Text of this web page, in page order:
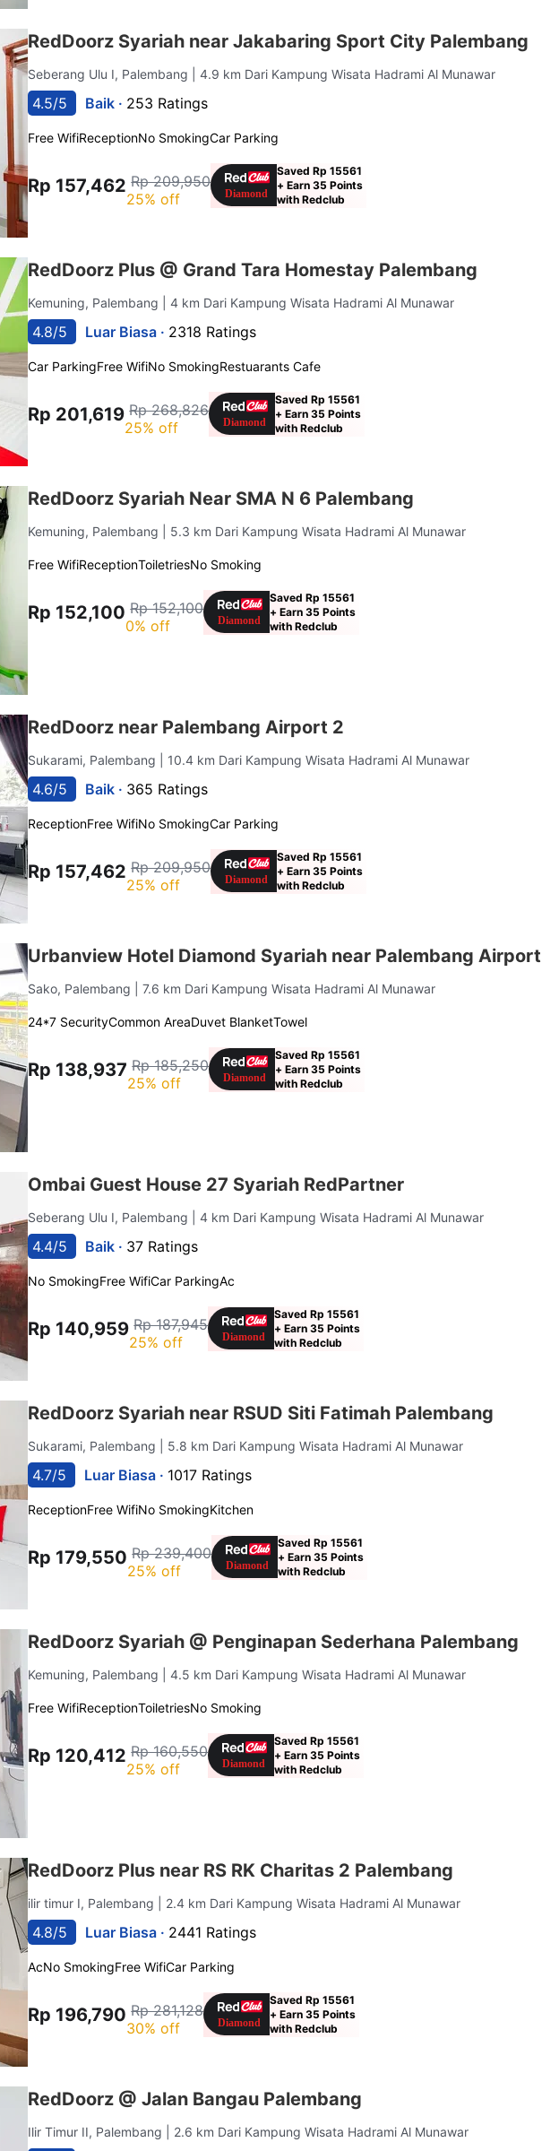
RedDoorz Syariah near Jakabaring Sport City Palembang
Seberang Ulu I, Palembang | 4.9 km Dari Kampung Wisata Hadrami Al Munawar
4.5/5 Baik · 253 Ratings
Free WifiReceptionNo SmokingCar Parking
Rp 157,462 Rp 209,950
25% off
Saved Rp 15561
+ Earn 35 Points
with Redclub
RedDoorz Plus @ Grand Tara Homestay Palembang
Kemuning, Palembang | 4 km Dari Kampung Wisata Hadrami Al Munawar
4.8/5 Luar Biasa · 2318 Ratings
Car ParkingFree WifiNo SmokingRestuarants Cafe
Rp 201,619 Rp 268,826
25% off
Saved Rp 15561
+ Earn 35 Points
with Redclub
RedDoorz Syariah Near SMA N 6 Palembang
Kemuning, Palembang | 5.3 km Dari Kampung Wisata Hadrami Al Munawar
Free WifiReceptionToiletriesNo Smoking
Rp 152,100 Rp 152,100
0% off
Saved Rp 15561
+ Earn 35 Points
with Redclub
RedDoorz near Palembang Airport 2
Sukarami, Palembang | 10.4 km Dari Kampung Wisata Hadrami Al Munawar
4.6/5 Baik · 365 Ratings
ReceptionFree WifiNo SmokingCar Parking
Rp 157,462 Rp 209,950
25% off
Saved Rp 15561
+ Earn 35 Points
with Redclub
Urbanview Hotel Diamond Syariah near Palembang Airport
Sako, Palembang | 7.6 km Dari Kampung Wisata Hadrami Al Munawar
24*7 SecurityCommon AreaDuvet BlanketTowel
Rp 138,937 Rp 185,250
25% off
Saved Rp 15561
+ Earn 35 Points
with Redclub
Ombai Guest House 27 Syariah RedPartner
Seberang Ulu I, Palembang | 4 km Dari Kampung Wisata Hadrami Al Munawar
4.4/5 Baik · 37 Ratings
No SmokingFree WifiCar ParkingAc
Rp 140,959 Rp 187,945
25% off
Saved Rp 15561
+ Earn 35 Points
with Redclub
RedDoorz Syariah near RSUD Siti Fatimah Palembang
Sukarami, Palembang | 5.8 km Dari Kampung Wisata Hadrami Al Munawar
4.7/5 Luar Biasa · 1017 Ratings
ReceptionFree WifiNo SmokingKitchen
Rp 179,550 Rp 239,400
25% off
Saved Rp 15561
+ Earn 35 Points
with Redclub
RedDoorz Syariah @ Penginapan Sederhana Palembang
Kemuning, Palembang | 4.5 km Dari Kampung Wisata Hadrami Al Munawar
Free WifiReceptionToiletriesNo Smoking
Rp 120,412 Rp 160,550
25% off
Saved Rp 15561
+ Earn 35 Points
with Redclub
RedDoorz Plus near RS RK Charitas 2 Palembang
ilir timur I, Palembang | 2.4 km Dari Kampung Wisata Hadrami Al Munawar
4.8/5 Luar Biasa · 2441 Ratings
AcNo SmokingFree WifiCar Parking
Rp 196,790 Rp 281,128
30% off
Saved Rp 15561
+ Earn 35 Points
with Redclub
RedDoorz @ Jalan Bangau Palembang
Ilir Timur II, Palembang | 2.6 km Dari Kampung Wisata Hadrami Al Munawar